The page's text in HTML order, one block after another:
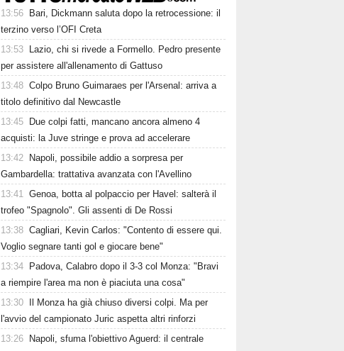
13:56
Bari, Dickmann saluta dopo la retrocessione: il
terzino verso l’OFI Creta
13:53
Lazio, chi si rivede a Formello. Pedro presente
per assistere all'allenamento di Gattuso
13:48 Colpo Bruno Guimaraes per l'Arsenal: arriva a
titolo definitivo dal Newcastle
13:45
Due colpi fatti, mancano ancora almeno 4
acquisti: la Juve stringe e prova ad accelerare
13:42
Napoli, possibile addio a sorpresa per
Gambardella: trattativa avanzata con l'Avellino
13:41 Genoa, botta al polpaccio per Havel: salterà il
trofeo "Spagnolo". Gli assenti di De Rossi
13:38 Cagliari, Kevin Carlos: "Contento di essere qui.
Voglio segnare tanti gol e giocare bene"
13:34
Padova, Calabro dopo il 3-3 col Monza: "Bravi
a riempire l'area ma non è piaciuta una cosa"
13:30
Il Monza ha già chiuso diversi colpi. Ma per
l'avvio del campionato Juric aspetta altri rinforzi
13:26
Napoli, sfuma l'obiettivo Aguerd: il centrale